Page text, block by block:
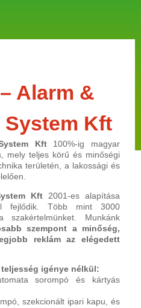
Alarm &
Kft
Kft100%-ig magyar
mely teljes körű és minőségi
területén, a lakossági és
Kft2001-es alapítása
fejlődik. Több mint 3000
szakértelmünket. Munkánk
szempont a minőség,
reklám az elégedett
igénye nélkül:
sorompó és kártyás
szekcionált ipari kapu, és